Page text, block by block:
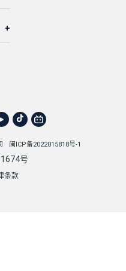
闽ICP备2022015818号-1
号
条款